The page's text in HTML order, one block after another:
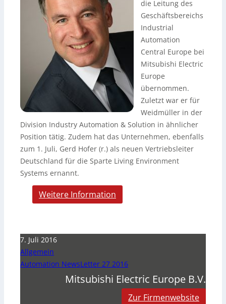
die Leitung des
Geschäftsbereichs
Industrial
Automation
Central Europe bei
Mitsubishi Electric
Europe
übernommen.
Zuletzt war er für
Weidmüller in der
Division Industry Automation & Solution in ähnlicher
Position tätig. Zudem hat das Unternehmen, ebenfalls
zum 1. Juli, Gerd Hofer (r.) als neuen Vertriebsleiter
Deutschland für die Sparte Living Environment
Systems ernannt.
Weitere Information
7. Juli 2016
Allgemein
Automation NewsLetter 27 2016
Mitsubishi Electric Europe B.V.
Zur Firmenwebsite